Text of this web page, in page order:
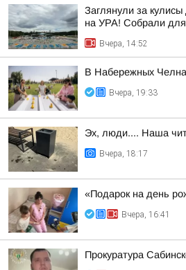
Заглянули за
на УРА! Собрали
Вчера, 14:52
В Набережных
Вчера, 19:33
Эх, люди.... Наша
Вчера, 18:17
«Подарок на день
Вчера, 16:41
Прокуратура